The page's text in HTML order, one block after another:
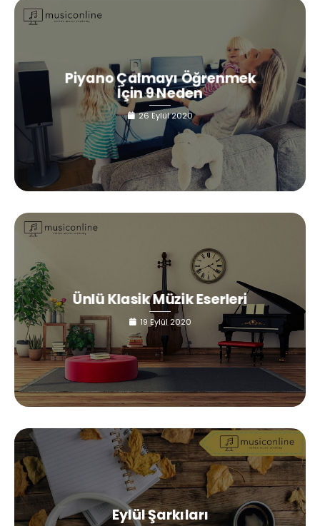
Piyano Çalmayı Öğrenmek
İçin 9 Neden
26 Eylül 2020
Ünlü Klasik Müzik Eserleri
19 Eylül 2020
Eylül Şarkıları